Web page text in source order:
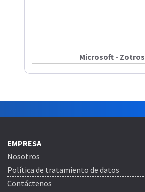
Microsoft - Zotros
EMPRESA
Nosotros
Política de tratamiento de datos
Contáctenos